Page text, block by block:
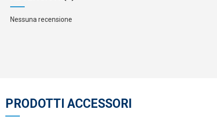
Nessuna recensione
PRODOTTI ACCESSORI